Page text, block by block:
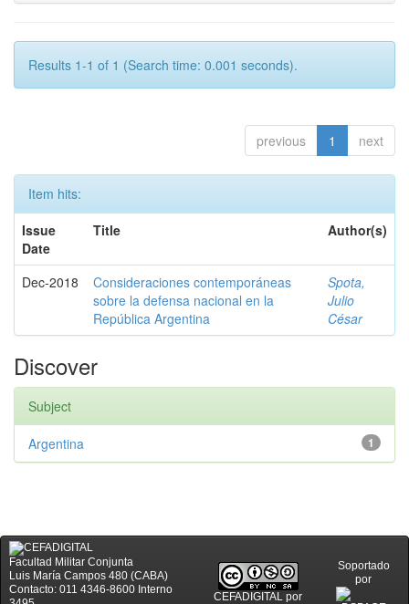
Results 1-1 of 1 (Search time: 0.001 seconds).
previous 1 next
Item hits:
Issue
Date
Title Author(s)
Dec-2018
Consideraciones contemporáneas
sobre la defensa nacional en la
República Argentina
Spota,
Julio
César
Discover
Subject
1
Argentina
Facultad Militar Conjunta
Luis María Campos 480 (CABA)
Contacto: 011 4346-8600 Interno
CEFADIGITAL por
Soportado
por